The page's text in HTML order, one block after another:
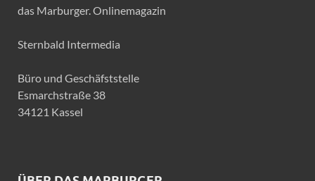
das Marburger. Onlinemagazin
Sternbald Intermedia
Büro und Geschäfststelle
Esmarchstraße 38
34121 Kassel